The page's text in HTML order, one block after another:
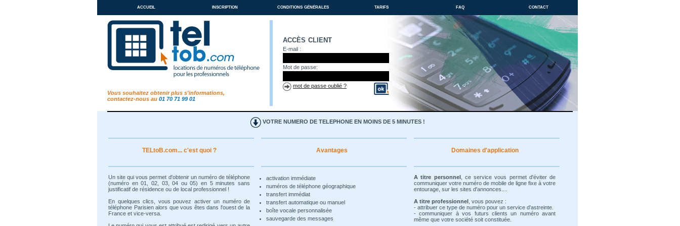
accueil inscription conditions générales tarifs faq contact
Vous souhaitez obtenir plus s'informations,
contactez-nous au 01 70 71 99 01
accès client
E-mail :
Mot de passe:
mot de passe oublié ?
VOTRE NUMERO DE TELEPHONE EN MOINS DE 5 MINUTES !
TELtoB.com... c'est quoi ?
Un site qui vous permet d'obtenir un numéro de téléphone
(numéro en 01, 02, 03, 04 ou 05) en 5 minutes sans
justificatif de résidence ou de local professionnel !
En quelques clics, vous pouvez activer un numéro de
téléphone Parisien alors que vous êtes dans l'ouest de la
France et vice-versa.
Avantages
activation immédiate
numéros de téléphone géographique
transfert immédiat
transfert automatique ou manuel
boîte vocale personnalisée
sauvegarde des messages
Domaines d'application
A titre personnel, ce service vous permet d'éviter de
communiquer votre numéro de mobile de ligne fixe à votre
entourage, sur les sites d'annonces....
A titre professionnel , vous pouvez :
- attribuer ce type de numéro pour un service d'astreinte.
- communiquer à vos futurs clients un numéro avant
même que votre société soit constituée.